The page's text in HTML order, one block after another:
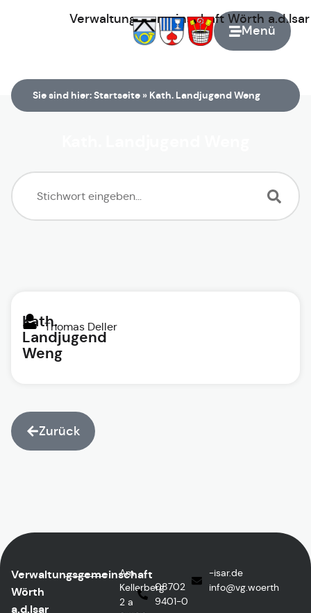
Menü
Verwaltungsgemeinschaft Wörth
Sie sind hier:Startseite » Kath. Landjugend Weng
Kath.
Landjugend
Weng
Thomas Deller
Zurück
Verwaltungsgemeinschaft
Wörth
a.d.Isar
Am
Kellerberg
2 a
08702
9401-0
ed.rasi-
htreow.gv
@ofni